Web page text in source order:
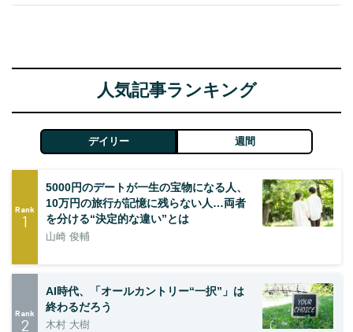
人気記事ランキング
デイリー 週間
Rank
1
5000円のデートが一生の宝物になる人、
10万円の旅行が記憶に残らない人…両者
を分ける“決定的な違い”とは
山崎 俊輔
Rank
2
AI時代、「オールカントリー“一択”」は
終わるだろう
木村 大樹